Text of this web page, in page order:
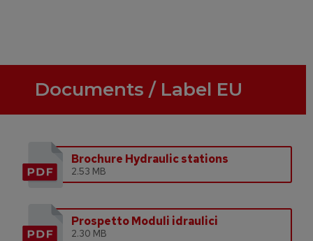
Documents / Label EU
Brochure Hydraulic stations
2.53 MB
Prospetto Moduli idraulici
2.30 MB